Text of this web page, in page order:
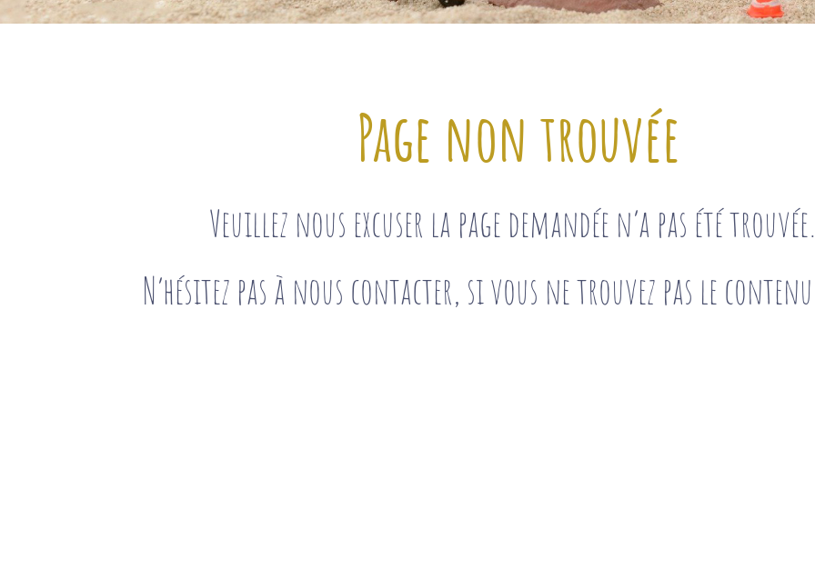
Page non trouvée
Veuillez nous excuser la page demandée n’a pas été
N’hésitez pas à nous contacter, si vous ne trouvez pas le